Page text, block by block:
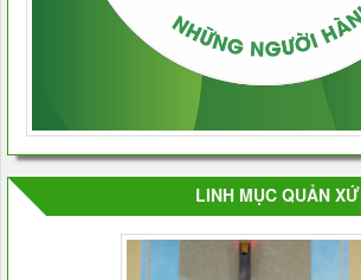
LINH MỤC QUẢN XỨ